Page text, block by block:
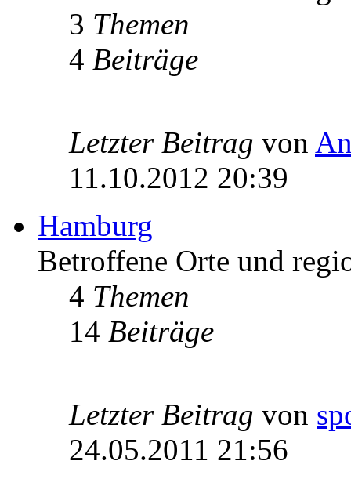
3 Themen
4 Beiträge
Letzter Beitrag von
11.10.2012 20:39
Hamburg
Betroffene Orte und
4 Themen
14 Beiträge
Letzter Beitrag von
24.05.2011 21:56